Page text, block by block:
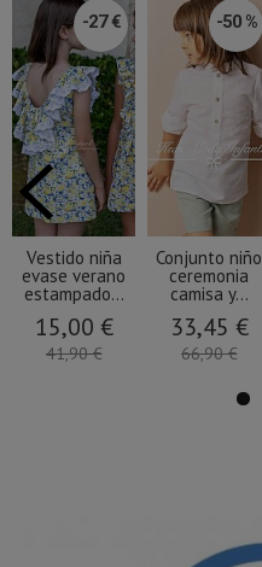
-27 €
Vestido niña
evase verano
estampado...
15,00 €
41,90 €
-50 %
Conjunto niño
ceremonia
camisa y...
33,45 €
66,90 €